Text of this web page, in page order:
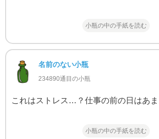
小瓶の中の手紙を読む
名前のない小瓶
234890通目の小瓶
これはストレス…？仕事の前の日はあ
小瓶の中の手紙を読む